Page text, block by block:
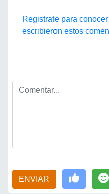
Registrate para
escribieron estos
ENVIAR